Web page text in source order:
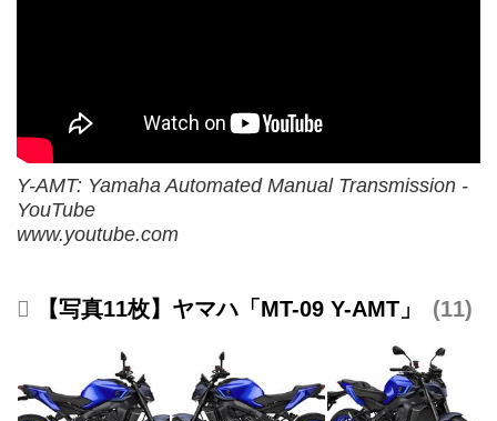
Y-AMT: Yamaha Automated Manual Transmission -
YouTube
www.youtube.com
【写真11枚】ヤマハ「MT-09 Y-AMT」 11